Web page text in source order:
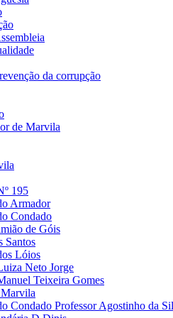
da corrupção
de Marvila
195
Armador
Condado
de Góis
Santos
Lóios
Neto Jorge
Teixeira Gomes
Condado Professor Agostinho da